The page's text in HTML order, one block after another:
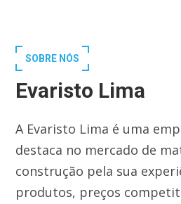
SOBRE NÓS
Evaristo Lima
A Evaristo Lima é uma
destaca no mercado de
construção pela sua
produtos, preços